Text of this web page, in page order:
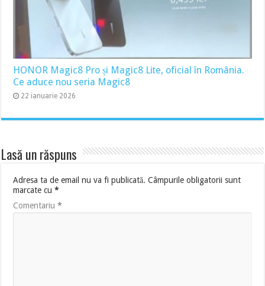
HONOR Magic8 Pro și Magic8 Lite, oficial în România.
Ce aduce nou seria Magic8
22 ianuarie 2026
Lasă un răspuns
Adresa ta de email nu va fi publicată. Câmpurile obligatorii sunt
marcate cu*
Comentariu*